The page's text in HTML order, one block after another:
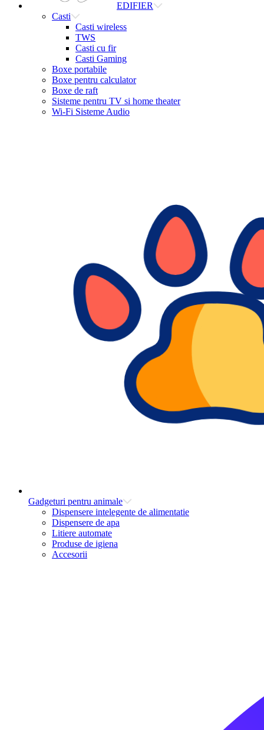
EDIFIER
Casti
Casti wireless
TWS
Casti cu fir
Casti Gaming
Boxe portabile
Boxe pentru calculator
Boxe de raft
Sisteme pentru TV si home theater
Wi-Fi Sisteme Audio
Gadgeturi pentru animale
Dispensere intelegente de alimentatie
Dispensere de apa
Litiere automate
Produse de igiena
Accesorii